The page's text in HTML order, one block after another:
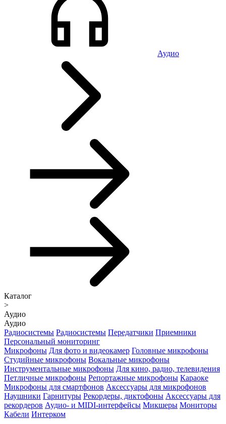
Аудио
Каталог
>
Аудио
Аудио
Радиосистемы Радиосистемы Передатчики Приемники
Персональный мониторинг
Микрофоны Для фото и видеокамер Головные микрофоны
Студийные микрофоны Вокальные микрофоны
Инструментальные микрофоны Для кино, радио, телевидения
Петличные микрофоны Репортажные микрофоны Караоке
Микрофоны для смартфонов Аксессуары для микрофонов
Наушники Гарнитуры Рекордеры, диктофоны Аксессуары для
рекордеров Аудио- и MIDI-интерфейсы Микшеры Мониторы
Кабели Интерком